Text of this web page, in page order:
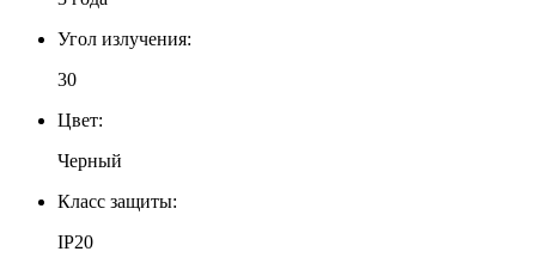
Угол излучения:
30
Цвет:
Черный
Класс защиты:
IP20